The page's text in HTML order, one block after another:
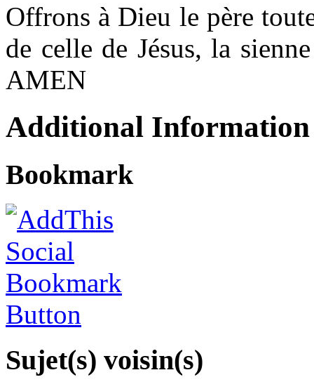
Offrons à Dieu le père
de celle de Jésus, la
AMEN
Additional Information
Bookmark
Sujet(s) voisin(s)